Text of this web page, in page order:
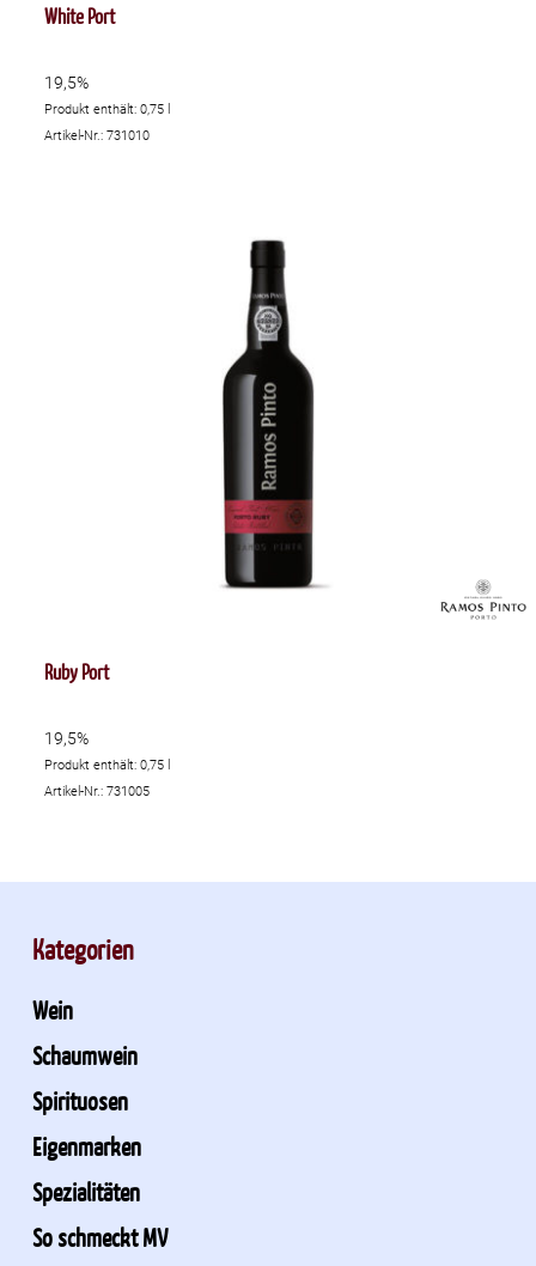
White Port
19,5%
Produkt enthält: 0,75
Artikel-Nr.: 731010
Ruby Port
19,5%
Produkt enthält: 0,75
Artikel-Nr.: 731005
Kategorien
Wein
Schaumwein
Spirituosen
Eigenmarken
Spezialitäten
So schmeckt MV